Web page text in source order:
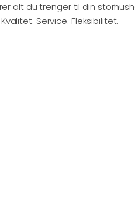
alt du trenger til din
Service. Fleksibilitet.